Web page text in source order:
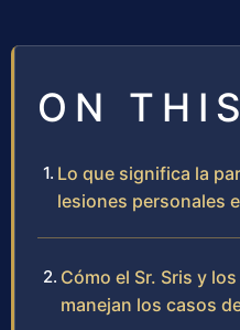
ON
Lo que significa la
lesiones personales
Cómo el Sr. Sris y
manejan los casos